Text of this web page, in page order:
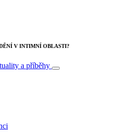
V INTIMNÍ OBLASTI?
a příběhy